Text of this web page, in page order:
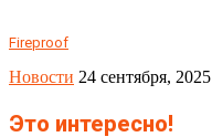
Fireproof
Новости 24 сентября, 2025
Это интересно!